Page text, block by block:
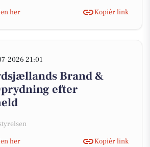
her
Kopiér link
2026 21:01
Brand &
efter
her
Kopiér link